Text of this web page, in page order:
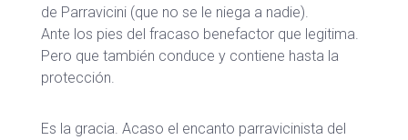
de Parravicini (que no se le niega a nadie).
Ante los pies del fracaso benefactor que legitima.
Pero que también conduce y contiene hasta la
protección.
Es la gracia. Acaso el encanto parravicinista del